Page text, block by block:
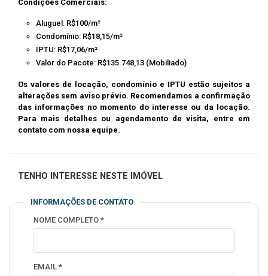
Condições Comerciais:
Aluguel: R$100/m²
Condomínio: R$18,15/m²
IPTU: R$17,06/m²
Valor do Pacote: R$135.748,13 (Mobiliado)
Os valores de locação, condomínio e IPTU estão sujeitos a
alterações sem aviso prévio. Recomendamos a confirmação
das informações no momento do interesse ou da locação.
Para mais detalhes ou agendamento de visita, entre em
contato com nossa equipe.
TENHO INTERESSE NESTE IMÓVEL
INFORMAÇÕES DE CONTATO
NOME COMPLETO *
EMAIL *